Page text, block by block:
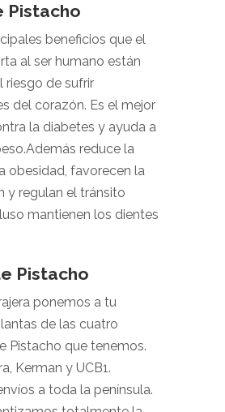
Pistacho
beneficios que el
al ser humano están
riesgo de sufrir
del corazón. Es el mejor
la diabetes y ayuda a
reduce la
obesidad, favorecen la
y regulan el tránsito
mantienen los dientes
Pistacho
ponemos a tu
de las cuatro
Pistacho que tenemos.
Kerman y UCB1.
a toda la península.